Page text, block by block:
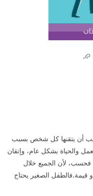
يجب أن يتقنها كل شخص بسبب
والحياة بشكل عام، وإتقان
فحسب، لأن الجميع خلال
قيمة.فالطفل الصغير يحتاج